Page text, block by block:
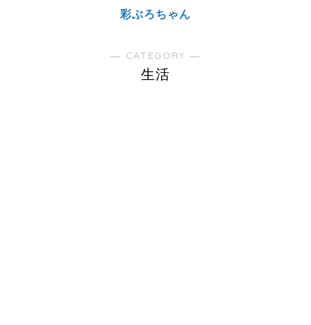
彩ぶろちゃん
― CATEGORY ―
生活